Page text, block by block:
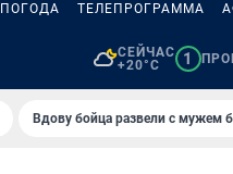
ПОГОДА ТЕЛЕПРОГРАММА
СЕЙЧАС
+20°C
1
Вдову бойца развели с мужем